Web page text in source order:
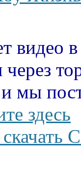
видео
через
мы
здесь